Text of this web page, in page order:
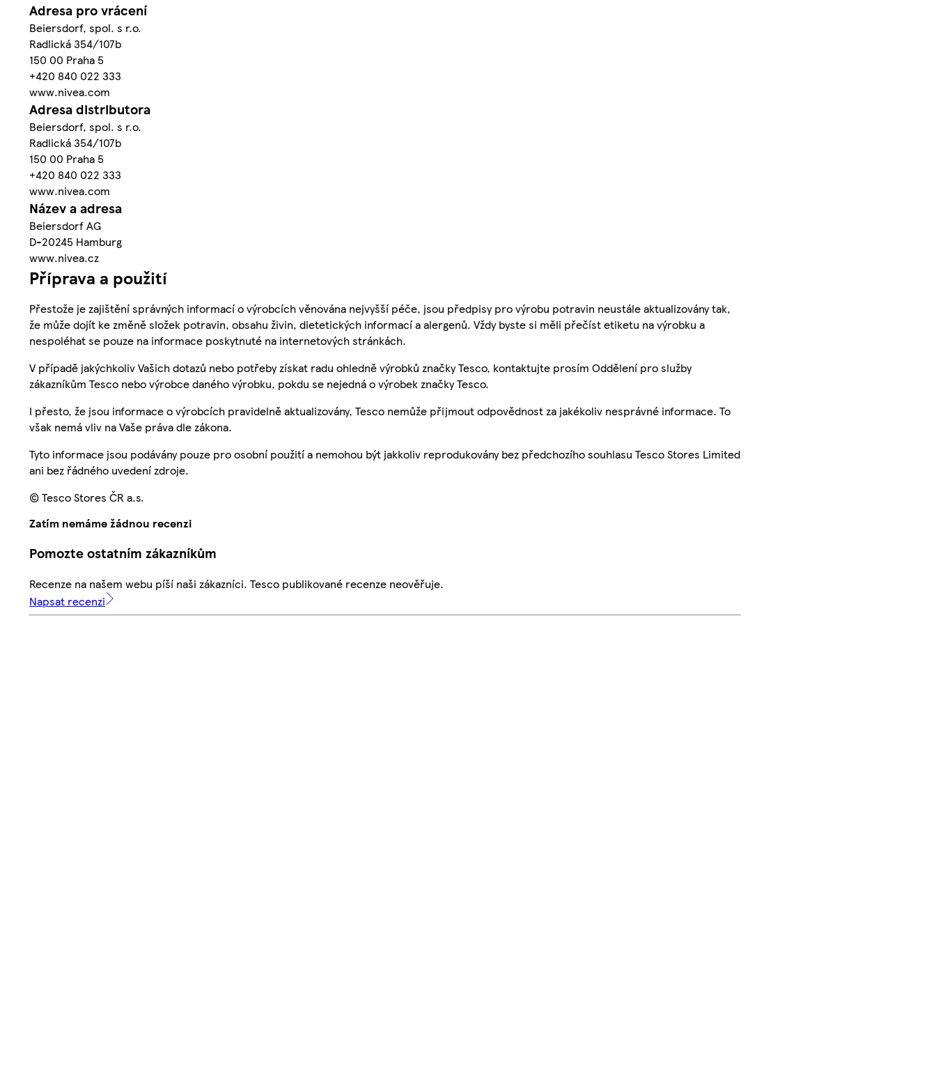
Adresa pro vrácení
Beiersdorf, spol. s r.o.
Radlická 354/107b
150 00 Praha 5
+420 840 022 333
www.nivea.com
Adresa distributora
Beiersdorf, spol. s r.o.
Radlická 354/107b
150 00 Praha 5
+420 840 022 333
www.nivea.com
Název a adresa
Beiersdorf AG
D-20245 Hamburg
www.nivea.cz
Příprava a použití
Přestože je zajištění správných informací o výrobcích věnována nejvyšší péče, jsou předpisy pro výrobu potravin neustále aktualizovány tak,
že může dojít ke změně složek potravin, obsahu živin, dietetických informací a alergenů. Vždy byste si měli přečíst etiketu na výrobku a
nespoléhat se pouze na informace poskytnuté na internetových stránkách.
V případě jakýchkoliv Vašich dotazů nebo potřeby získat radu ohledně výrobků značky Tesco, kontaktujte prosím Oddělení pro služby
zákazníkům Tesco nebo výrobce daného výrobku, pokdu se nejedná o výrobek značky Tesco.
I přesto, že jsou informace o výrobcích pravidelně aktualizovány, Tesco nemůže přijmout odpovědnost za jakékoliv nesprávné informace. To
však nemá vliv na Vaše práva dle zákona.
Tyto informace jsou podávány pouze pro osobní použití a nemohou být jakkoliv reprodukovány bez předchozího souhlasu Tesco Stores Limited
ani bez řádného uvedení zdroje.
© Tesco Stores ČR a.s.
Zatím nemáme žádnou recenzi
Pomozte ostatním zákazníkům
Recenze na našem webu píší naši zákazníci. Tesco publikované recenze neověřuje.
Napsat recenzi